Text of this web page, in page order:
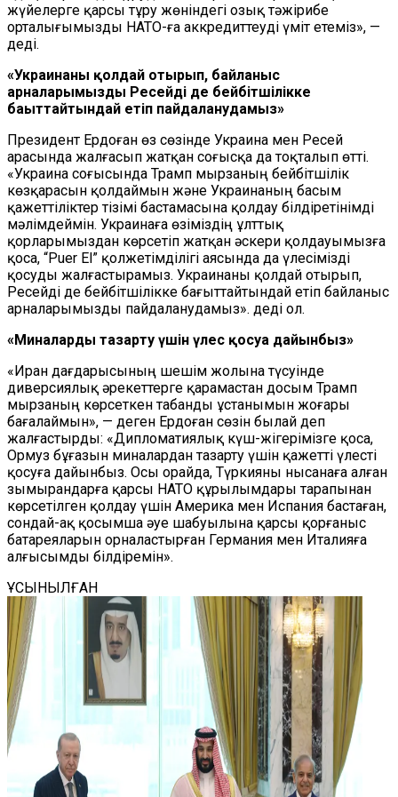
жүйелерге қарсы тұру жөніндегі озық тәжірибе
орталығымызды НАТО-ға аккредиттеуді үміт етеміз», —
деді.
«Украинаны қолдай отырып, байланыс
арналарымызды Ресейді де бейбітшілікке
бағыттайтындай етіп пайдаланудамыз»
Президент Ердоған өз сөзінде Украина мен Ресей
арасында жалғасып жатқан соғысқа да тоқталып өтті.
«Украина соғысында Трамп мырзаның бейбітшілік
көзқарасын қолдаймын және Украинаның басым
қажеттіліктер тізімі бастамасына қолдау білдіретінімді
мәлімдеймін. Украинаға өзіміздің ұлттық
қорларымыздан көрсетіп жатқан әскери қолдауымызға
қоса, “Puer El” қолжетімділігі аясында да үлесімізді
қосуды жалғастырамыз. Украинаны қолдай отырып,
Ресейді де бейбітшілікке бағыттайтындай етіп байланыс
арналарымызды пайдаланудамыз». деді ол.
«Миналарды тазарту үшін үлес қосуға дайынбыз»
«Иран дағдарысының шешім жолына түсуінде
диверсиялық әрекеттерге қарамастан досым Трамп
мырзаның көрсеткен табанды ұстанымын жоғары
бағалаймын», — деген Ердоған сөзін былай деп
жалғастырды: «Дипломатиялық күш-жігерімізге қоса,
Ормуз бұғазын миналардан тазарту үшін қажетті үлесті
қосуға дайынбыз. Осы орайда, Түркияны нысанаға алған
зымырандарға қарсы НАТО құрылымдары тарапынан
көрсетілген қолдау үшін Америка мен Испания бастаған,
сондай-ақ қосымша әуе шабуылына қарсы қорғаныс
батареяларын орналастырған Германия мен Италияға
алғысымды білдіремін».
ҰСЫНЫЛҒАН